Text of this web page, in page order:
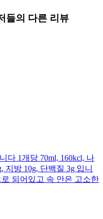
들의 다른 리뷰
다 1개당 70ml, 160kcl, 나
지방 10g, 단백질 3g 입니
되어있고 속 안은 고소한